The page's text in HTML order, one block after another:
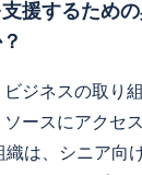
援するため
ジネスの取り
ースにアクセス
織は、シニア向